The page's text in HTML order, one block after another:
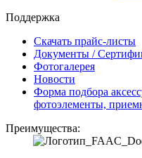
Поддержка
Скачать прайс-листы
Документы /
Фотогалерея
Новости
Форма подбора
фотоэлементы,
Преимущества: